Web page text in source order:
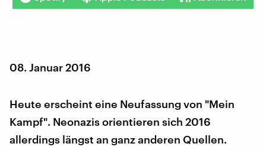
08. Januar 2016
Heute erscheint eine Neufassung von "Mein
Kampf". Neonazis orientieren sich 2016
allerdings längst an ganz anderen Quellen.